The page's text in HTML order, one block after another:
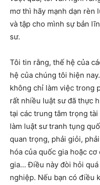
mơ thì hãy mạnh dạn rèn
và tập cho mình sự bản
sư.
Tôi tin rằng, thế hệ của
hệ của chúng tôi hiện
không chỉ làm việc trong
rất nhiều luật sư đã thực
tại các trung tâm trọng
làm luật sư tranh tụng
quan trọng, phải giỏi,
hóa của quốc gia hoặc
gia… Điều này đòi hỏi
nghiệp. Nếu bạn có điều